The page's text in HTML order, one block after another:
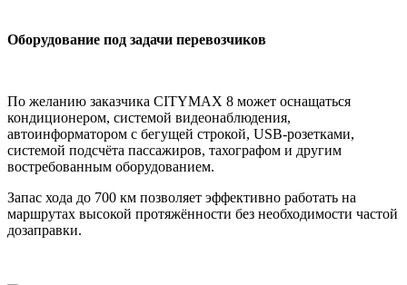
Оборудование под задачи перевозчиков
По желанию заказчика CITYMAX 8 может оснащаться
кондиционером, системой видеонаблюдения,
автоинформатором с бегущей строкой, USB-розетками,
системой подсчёта пассажиров, тахографом и другим
востребованным оборудованием.
Запас хода до 700 км позволяет эффективно работать на
маршрутах высокой протяжённости без необходимости частой
дозаправки.